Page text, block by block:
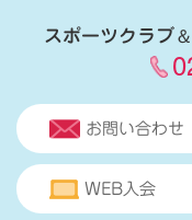
スポーツクラブ＆
お問い合わせ
WEB入会